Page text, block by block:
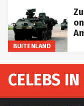
BUITENLAND
CELEBS